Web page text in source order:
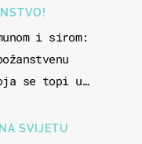
i sirom:
se topi u
SVIJETU